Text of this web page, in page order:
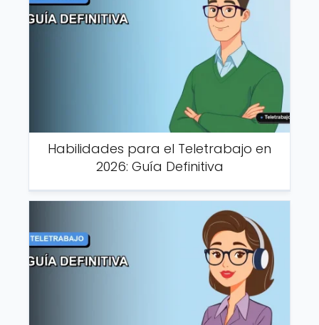
Habilidades para el Teletrabajo en
2026: Guía Definitiva